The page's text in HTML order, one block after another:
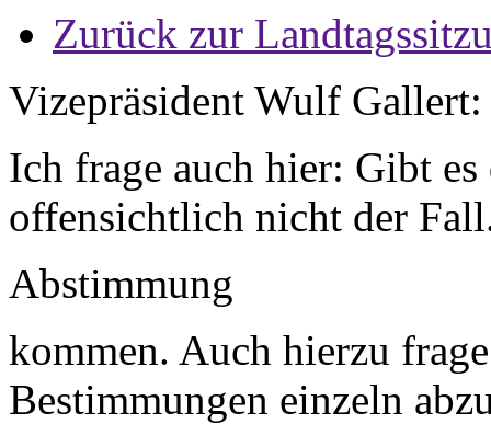
Zurück zur
Vizepräsident Wulf Gallert:
Ich frage auch hier: Gibt
offensichtlich nicht der
Abstimmung
kommen. Auch hierzu
Bestimmungen einzeln